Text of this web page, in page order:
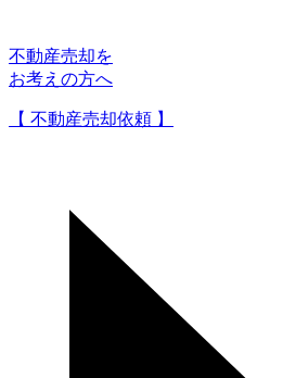
不動産売却を
お考えの方へ
【 不動産売却依頼 】